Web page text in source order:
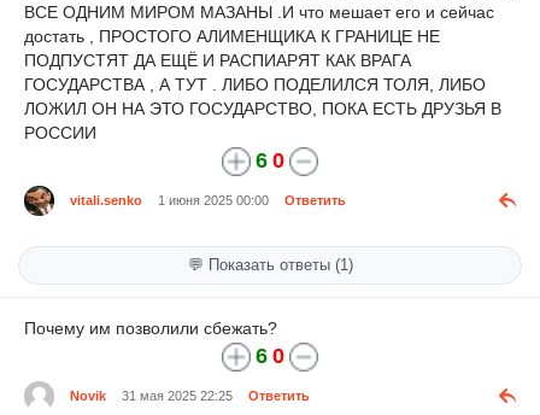
ВСЕ ОДНИМ МИРОМ МАЗАНЫ .И что мешает его и сейчас
достать , ПРОСТОГО АЛИМЕНЩИКА К ГРАНИЦЕ НЕ
ПОДПУСТЯТ ДА ЕЩЁ И РАСПИАРЯТ КАК ВРАГА
ГОСУДАРСТВА , А ТУТ . ЛИБО ПОДЕЛИЛСЯ ТОЛЯ, ЛИБО
ЛОЖИЛ ОН НА ЭТО ГОСУДАРСТВО, ПОКА ЕСТЬ ДРУЗЬЯ В
РОССИИ
6 0
vitali.senko 1 июня 2025 00:00 Ответить
💬 Показать ответы (1)
Почему им позволили сбежать?
6 0
Novik 31 мая 2025 22:25 Ответить